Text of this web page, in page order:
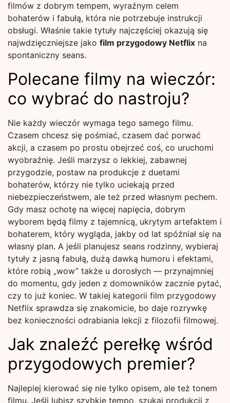
filmów z dobrym tempem, wyraźnym celem
bohaterów i fabułą, która nie potrzebuje instrukcji
obsługi. Właśnie takie tytuły najczęściej okazują się
najwdzięczniejsze jako film przygodowy Netflix na
spontaniczny seans.
Polecane filmy na wieczór:
co wybrać do nastroju?
Nie każdy wieczór wymaga tego samego filmu.
Czasem chcesz się pośmiać, czasem dać porwać
akcji, a czasem po prostu obejrzeć coś, co uruchomi
wyobraźnię. Jeśli marzysz o lekkiej, zabawnej
przygodzie, postaw na produkcje z duetami
bohaterów, którzy nie tylko uciekają przed
niebezpieczeństwem, ale też przed własnym pechem.
Gdy masz ochotę na więcej napięcia, dobrym
wyborem będą filmy z tajemnicą, ukrytym artefaktem i
bohaterem, który wygląda, jakby od lat spóźniał się na
własny plan. A jeśli planujesz seans rodzinny, wybieraj
tytuły z jasną fabułą, dużą dawką humoru i efektami,
które robią „wow” także u dorosłych — przynajmniej
do momentu, gdy jeden z domowników zacznie pytać,
czy to już koniec. W takiej kategorii film przygodowy
Netflix sprawdza się znakomicie, bo daje rozrywkę
bez konieczności odrabiania lekcji z filozofii filmowej.
Jak znaleźć perełkę wśród
przygodowych premier?
Najlepiej kierować się nie tylko opisem, ale też tonem
filmu. Jeśli lubisz szybkie tempo, szukaj produkcji z